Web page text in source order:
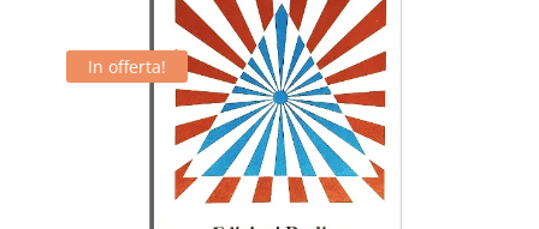
In offerta!